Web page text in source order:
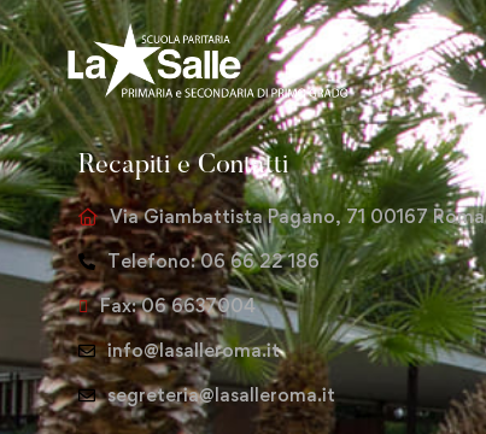
Recapiti e Contatti
Via Giambattista Pagano, 71 00167 Roma
Telefono: 06 66 22 186
Fax: 06 6637004
info@lasalleroma.it
segreteria@lasalleroma.it